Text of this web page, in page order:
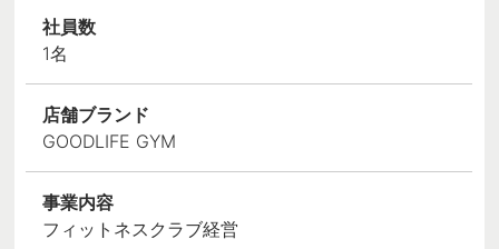
社員数
1名
店舗ブランド
GOODLIFE GYM
事業内容
フィットネスクラブ経営